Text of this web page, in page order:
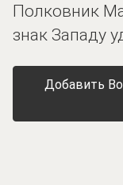
Полковник
знак Западу
Добавить